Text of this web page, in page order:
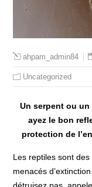
ahpam_admin84
Uncategorized
Un serpent ou
ayez le bon
protection de
Les reptiles sont
menacés